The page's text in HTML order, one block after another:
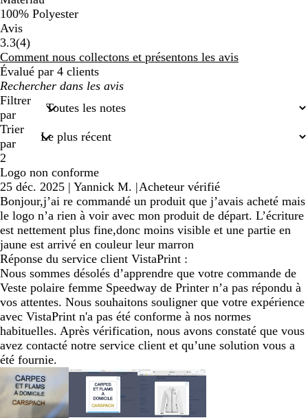
100% Polyester
Avis
3.3(44
avis
)
Comment nous collectons et présentons les avis
Évalué par 4 clients
Mes
recherches
saisies
Filtrer
par
Trier
par
2
Logo non conforme
25 déc. 2025 | Yannick M. |Acheteur vérifié
Bonjour,j’ai re commandé un produit que j’avais acheté mais
le logo n’a rien à voir avec mon produit de départ. L’écriture
est nettement plus fine,donc moins visible et une partie en
jaune est arrivé en couleur leur marron
Réponse du service client VistaPrint :
Nous sommes désolés d’apprendre que votre commande de
Veste polaire femme Speedway de Printer n’a pas répondu à
vos attentes. Nous souhaitons souligner que votre expérience
avec VistaPrint n'a pas été conforme à nos normes
habituelles. Après vérification, nous avons constaté que vous
avez contacté notre service client et qu’une solution vous a
été fournie.